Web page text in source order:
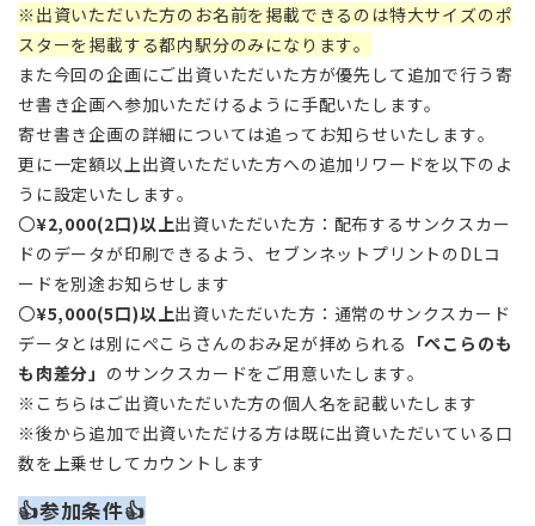
※出資いただいた方のお名前を掲載できるのは特大サイズのポ
スターを掲載する都内駅分のみになります。
また今回の企画にご出資いただいた方が優先して追加で行う寄
せ書き企画へ参加いただけるように手配いたします。
寄せ書き企画の詳細については追ってお知らせいたします。
更に一定額以上出資いただいた方への追加リワードを以下のよ
うに設定いたします。
〇¥2,000(2口)以上出資いただいた方：配布するサンクスカー
ドのデータが印刷できるよう、セブンネットプリントのDLコ
ードを別途お知らせします
〇¥5,000(5口)以上出資いただいた方：通常のサンクスカード
データとは別にぺこらさんのおみ足が拝められる 「ぺこらのも
も肉差分」 のサンクスカードをご用意いたします。
※こちらはご出資いただいた方の個人名を記載いたします
※後から追加で出資いただける方は既に出資いただいている口
数を上乗せしてカウントします
👍参加条件👍